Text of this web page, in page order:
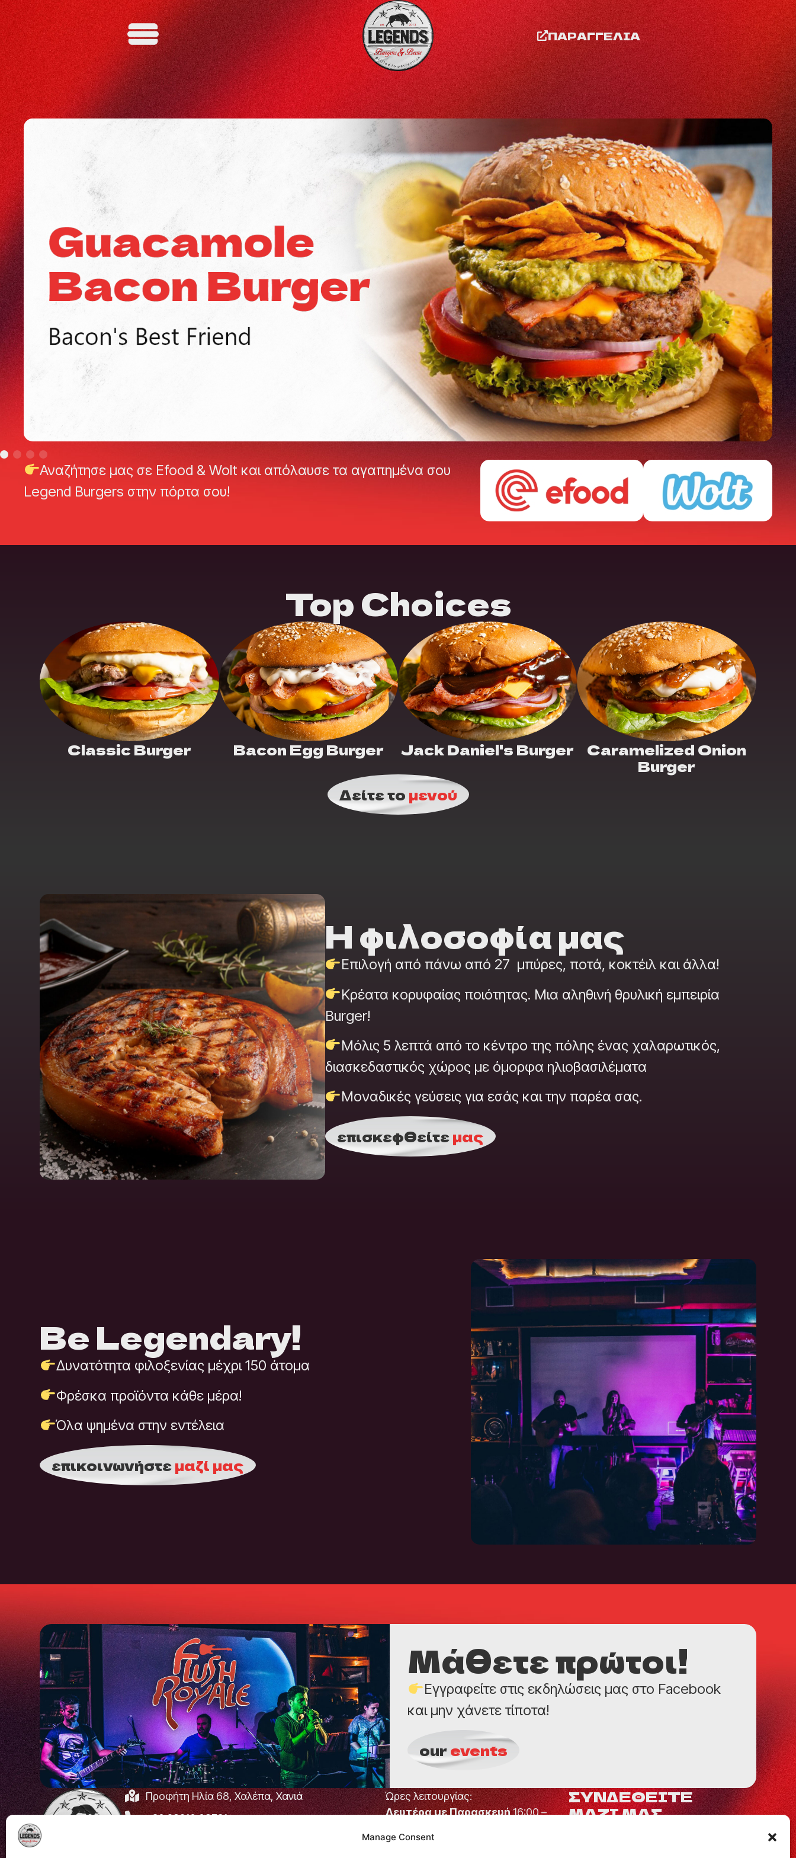
Manage Consent
ΠΑΡΑΓΓΕΛΙΑ
Αναζήτησε μας σε Efood & Wolt και απόλαυσε τα αγαπημένα σου
Legend Burgers στην πόρτα σου!
Top Choices
Classic Burger Bacon Egg Burger Jack Daniel's Burger
Caramelized Onion
Burger
Δείτε το μενού
Η φιλοσοφία μας
Επιλογή από πάνω από 27 μπύρες, ποτά, κοκτέιλ και άλλα!
Κρέατα κορυφαίας ποιότητας. Μια αληθινή θρυλική εμπειρία
Burger!
Μόλις 5 λεπτά από το κέντρο της πόλης ένας χαλαρωτικός,
διασκεδαστικός χώρος με όμορφα ηλιοβασιλέματα
Μοναδικές γεύσεις για εσάς και την παρέα σας.
επισκεφθείτεμας
Be Legendary!
Δυνατότητα φιλοξενίας μέχρι 150 άτομα
Φρέσκα προϊόντα κάθε μέρα!
Όλα ψημένα στην εντέλεια
επικοινωνήστεμαζί μας
Μάθετε πρώτοι!
Εγγραφείτε στις εκδηλώσεις μας στο Facebook
και μην χάνετε τίποτα!
ourevents
Προφήτη Ηλία 68, Χαλέπα, Χανιά
+30 28210 08731
Ώρες λειτουργίας:
Δευτέρα με Παρασκευή16:00 –
Σάββατο
ΣΥΝΔΕΘΕΙΤΕ
ΜΑΖΙ ΜΑΣ